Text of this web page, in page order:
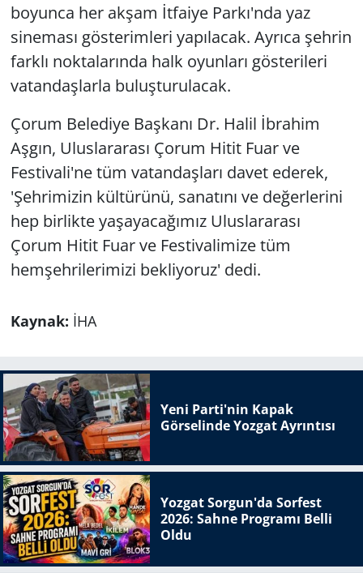
boyunca her akşam İtfaiye Parkı'nda yaz
sineması gösterimleri yapılacak. Ayrıca şehrin
farklı noktalarında halk oyunları gösterileri
vatandaşlarla buluşturulacak.
Çorum Belediye Başkanı Dr. Halil İbrahim
Aşgın, Uluslararası Çorum Hitit Fuar ve
Festivali'ne tüm vatandaşları davet ederek,
'Şehrimizin kültürünü, sanatını ve değerlerini
hep birlikte yaşayacağımız Uluslararası
Çorum Hitit Fuar ve Festivalimize tüm
hemşehrilerimizi bekliyoruz' dedi.
Kaynak: İHA
Yeni Parti'nin Kapak
Görselinde Yozgat Ayrıntısı
Yozgat Sorgun'da Sorfest
2026: Sahne Programı Belli
Oldu